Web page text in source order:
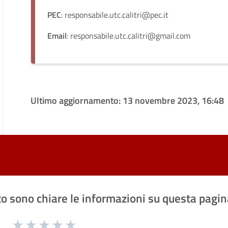
PEC: responsabile.utc.calitri@pec.it
Email: responsabile.utc.calitri@gmail.com
Ultimo aggiornamento:13 novembre 2023, 16:48
sono chiare le informazioni su questa
1 a 5 stelle la pagina